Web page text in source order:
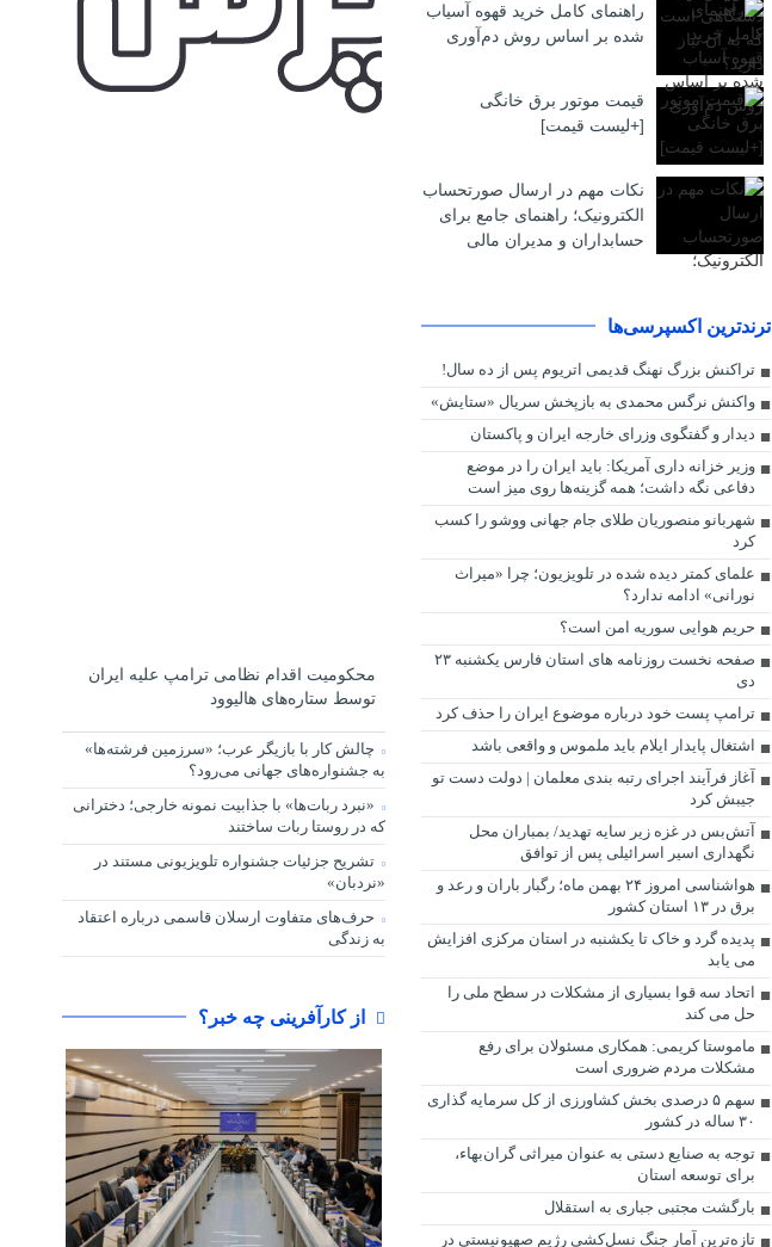
راهنمای کامل خرید قهوه آسیاب
شده بر اساس روش دم‌آوری
قیمت موتور برق خانگی
[+لیست قیمت]
نکات مهم در ارسال صورتحساب
الکترونیک؛ راهنمای جامع برای
حسابداران و مدیران مالی
ترندترین اکسپرسی‌ها
تراکنش بزرگ نهنگ قدیمی اتریوم پس از ده سال!
واکنش نرگس محمدی به بازپخش سریال «ستایش»
دیدار و گفتگوی وزرای خارجه ایران و پاکستان
وزیر خزانه داری آمریکا: باید ایران را در موضع
دفاعی نگه داشت؛ همه گزینه‌ها روی میز است
شهربانو منصوریان طلای جام جهانی ووشو را کسب
کرد
علمای کمتر دیده شده در تلویزیون؛ چرا «میراث
نورانی» ادامه ندارد؟
حریم هوایی سوریه امن است؟
صفحه نخست روزنامه های استان فارس یکشنبه ۲۳
دی
ترامپ پست خود درباره موضوع ایران را حذف کرد
اشتغال پایدار ایلام باید ملموس و واقعی باشد
آغاز فرآیند اجرای رتبه‌ بندی معلمان | دولت دست تو
جیبش کرد
آتش‌بس در غزه زیر سایه تهدید/ بمباران محل
نگهداری اسیر اسرائیلی پس از توافق
هواشناسی امروز ۲۴ بهمن ماه؛ رگبار باران و رعد و
برق در ۱۳ استان کشور
پدیده گرد و خاک تا یکشنبه در استان مرکزی افزایش
می یابد
اتحاد سه قوا بسیاری از مشکلات در سطح ملی را
حل می کند
ماموستا کریمی: همکاری مسئولان برای رفع
مشکلات مردم ضروری است
سهم ۵ درصدی بخش کشاورزی از کل سرمایه گذاری
۳۰ ساله در کشور
توجه به صنایع دستی به عنوان میراثی گران‌بهاء،
برای توسعه استان
بارگشت مجتبی جباری به استقلال
تازه‌ترین آمار جنگ نسل‌کشی رژیم صهیونیستی در
محکومیت اقدام نظامی ترامپ علیه ایران
توسط ستاره‌های هالیوود
چالش کار با بازیگر عرب؛ «سرزمین فرشته‌ها»
به جشنواره‌های جهانی می‌رود؟
«نبرد ربات‌ها» با جذابیت نمونه خارجی؛ دخترانی
که در روستا ربات ساختند
تشریح جزئیات جشنواره‌ تلویزیونی مستند در
«نردبان»
حرف‌های متفاوت ارسلان قاسمی درباره اعتقاد
به زندگی
از کارآفرینی چه خبر؟